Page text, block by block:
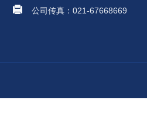
公司传真：021-67668669